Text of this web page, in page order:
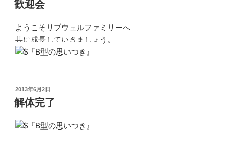
日:
歓迎会
ようこそリブウェルファミリーへ
共に成長していきましょう。
投
稿
日:
2013年6月2日
解体完了